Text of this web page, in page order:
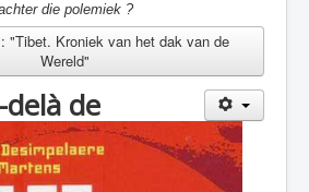
die polemiek ?
"Tibet. Kroniek van het dak van de
Wereld"
de